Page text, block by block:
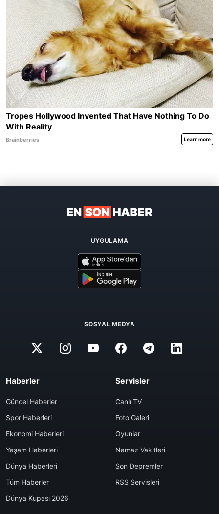
UYGULAMA
SOSYAL MEDYA
Haberler
Güncel Haberler
Spor Haberleri
Ekonomi Haberleri
Yaşam Haberleri
Dünya Haberleri
Tüm Haberler
Dünya Kupası 2026
Servisler
Canlı TV
Foto Galeri
Oyunlar
Namaz Vakitleri
Son Depremler
RSS Servisleri